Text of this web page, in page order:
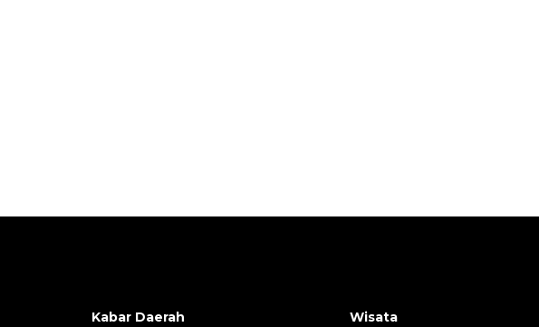
Kabar Daerah
Wisata